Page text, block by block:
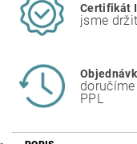
Certifikát
jsme
PPL